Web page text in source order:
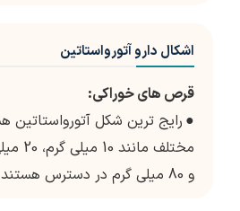
اشکال دارو آتورواستاتین
قرص های خوراکی:
● رایج ترین شکل آتورواستاتین
و 80 میلی گرم در دسترس هستند.